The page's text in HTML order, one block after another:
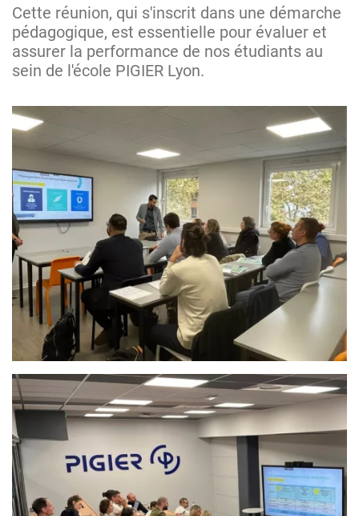
Cette réunion, qui s'inscrit dans une démarche
pédagogique, est essentielle pour évaluer et
assurer la performance de nos étudiants au
sein de l'école PIGIER Lyon.